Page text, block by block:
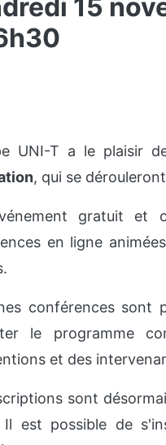
15
UNI-T a le plaisir
, qui se
gratuit et
en ligne
conférences sont
le programme
et des
sont
est possible de